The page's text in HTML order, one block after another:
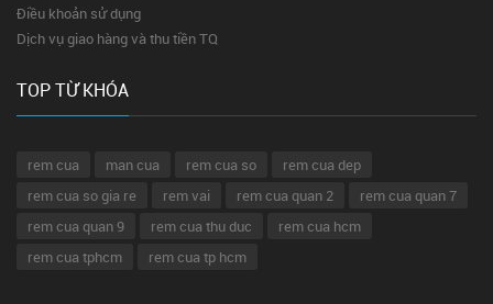
Điều khoản sử dụng
Dịch vụ giao hàng và thu tiền TQ
TOP TỪ KHÓA
rem cua man cua rem cua so
rem cua dep
rem cua so gia re
rem vai rem cua quan 2
rem cua quan 7
rem cua quan 9
rem cua thu duc
rem cua hcm
rem cua tphcm
rem cua tp hcm